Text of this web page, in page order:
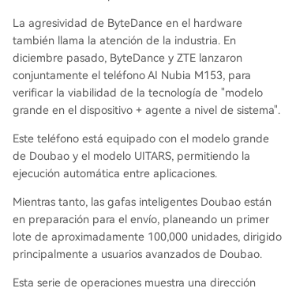
La agresividad de ByteDance en el hardware
también llama la atención de la industria. En
diciembre pasado, ByteDance y ZTE lanzaron
conjuntamente el teléfono AI Nubia M153, para
verificar la viabilidad de la tecnología de "modelo
grande en el dispositivo + agente a nivel de sistema".
Este teléfono está equipado con el modelo grande
de Doubao y el modelo UITARS, permitiendo la
ejecución automática entre aplicaciones.
Mientras tanto, las gafas inteligentes Doubao están
en preparación para el envío, planeando un primer
lote de aproximadamente 100,000 unidades, dirigido
principalmente a usuarios avanzados de Doubao.
Esta serie de operaciones muestra una dirección